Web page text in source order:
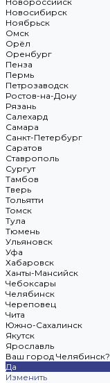
Новосибирск
Ноябрьск
Омск
Орёл
Оренбург
Пенза
Пермь
Петрозаводск
Ростов-на-Дону
Рязань
Салехард
Самара
Санкт-Петербург
Саратов
Ставрополь
Сургут
Тамбов
Тверь
Тольятти
Томск
Тула
Тюмень
Ульяновск
Уфа
Хабаровск
Ханты-Мансийск
Чебоксары
Челябинск
Череповец
Чита
Южно-Сахалинск
Якутск
Ярославль
Ваш город Челябинск?
Да
Изменить